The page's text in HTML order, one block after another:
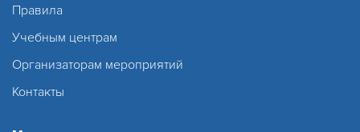
Правила
Учебным центрам
Организаторам мероприятий
Контакты